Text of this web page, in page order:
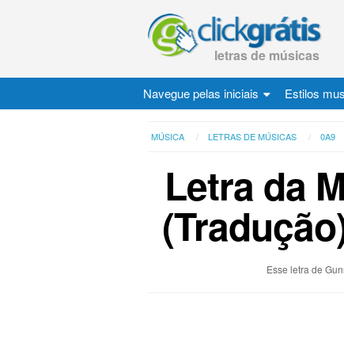
letras de músicas
Navegue pelas iniciais Estilos
MÚSICA LETRAS DE MÚSICAS 0A9
Letra da
Esse letra de